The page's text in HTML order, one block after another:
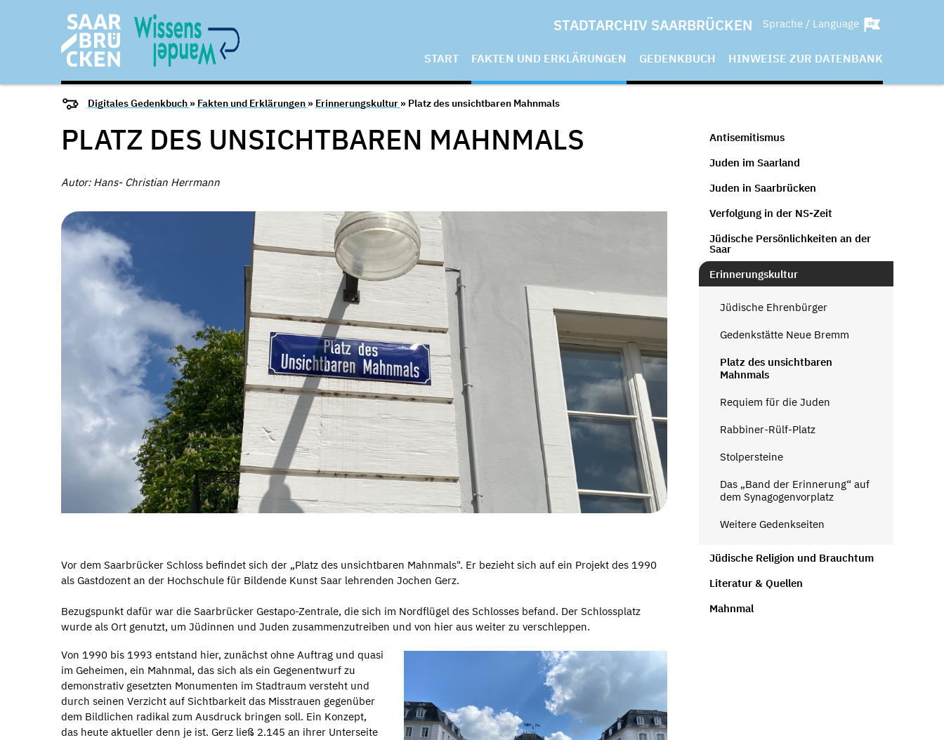
STADTARCHIV SAARBRÜCKEN Sprache / Language
START FAKTEN UND ERKLÄRUNGEN GEDENKBUCH HINWEISE ZUR DATENBANK
Digitales Gedenkbuch » Fakten und Erklärungen » Erinnerungskultur » Platz des unsichtbaren Mahnmals
PLATZ DES UNSICHTBAREN MAHNMALS
Autor: Hans- Christian Herrmann
Vor dem Saarbrücker Schloss befindet sich der „Platz des unsichtbaren Mahnmals". Er bezieht sich auf ein Projekt des 1990
als Gastdozent an der Hochschule für Bildende Kunst Saar lehrenden Jochen Gerz.
Bezugspunkt dafür war die Saarbrücker Gestapo-Zentrale, die sich im Nordflügel des Schlosses befand. Der Schlossplatz
wurde als Ort genutzt, um Jüdinnen und Juden zusammenzutreiben und von hier aus weiter zu verschleppen.
Von 1990 bis 1993 entstand hier, zunächst ohne Auftrag und quasi
im Geheimen, ein Mahnmal, das sich als ein Gegenentwurf zu
demonstrativ gesetzten Monumenten im Stadtraum versteht und
durch seinen Verzicht auf Sichtbarkeit das Misstrauen gegenüber
dem Bildlichen radikal zum Ausdruck bringen soll. Ein Konzept,
das heute aktueller denn je ist. Gerz ließ 2.145 an ihrer Unterseite
Antisemitismus
Juden im Saarland
Juden in Saarbrücken
Verfolgung in der NS-Zeit
Jüdische Persönlichkeiten an der
Saar
Erinnerungskultur
Jüdische Ehrenbürger
Gedenkstätte Neue Bremm
Platz des unsichtbaren
Mahnmals
Requiem für die Juden
Rabbiner-Rülf-Platz
Stolpersteine
Das „Band der Erinnerung“ auf
dem Synagogenvorplatz
Weitere Gedenkseiten
Jüdische Religion und Brauchtum
Literatur & Quellen
Mahnmal